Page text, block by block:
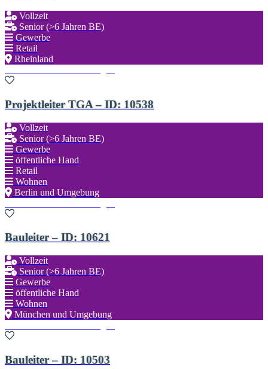
Vollzeit
Senior (>6 Jahren BE)
Gewerbe
Retail
Rheinland
Projektleiter TGA – ID: 10538
Vollzeit
Senior (>6 Jahren BE)
Gewerbe
öffentliche Hand
Retail
Wohnen
Berlin und Umgebung
Bauleiter – ID: 10621
Vollzeit
Senior (>6 Jahren BE)
Gewerbe
öffentliche Hand
Wohnen
München und Umgebung
Bauleiter – ID: 10503